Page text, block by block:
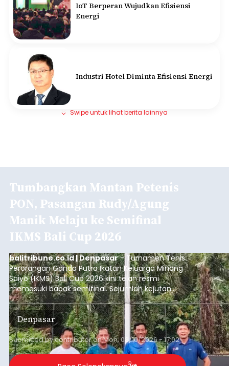
IoT Berperan Wujudkan Efisiensi
Energi
Industri Hotel Diminta Efisiensi Energi
Swipe untuk lihat berita lainnya
Tumbangkan Mantan Petenis
PON, Pasangan Rudy/Agung
Manik Melaju ke Semifinal
IKMS Bali Cup 2026
balitribune.co.id | Denpasar- Turnamen Tenis
Perorangan Ganda Putra Ikatan Keluarga Minang
Saiyo (IKMS) Bali Cup 2026 kini telah resmi
memasuki babak semifinal. Sejumlah kejutan
mewarnai babak delapan besar yang digelar di
Lapangan Tenis Telkom Denpasar pada Minggu,
9 Agustus 2026.
Denpasar
Submitted bycontributoronMon, 08/10/2026 - 17:02